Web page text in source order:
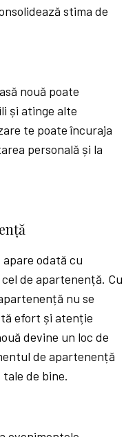
stima de
nouă poate
și atinge alte
te poate încuraja
personală și la
odată cu
de apartenență. Cu
nu se
efort și atenție
devine un loc de
de apartenență
de bine.